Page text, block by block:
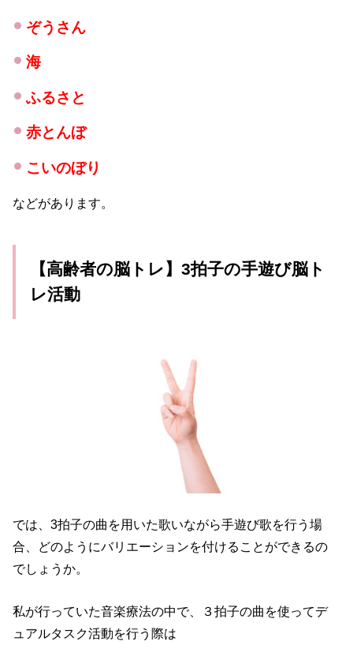
ぞうさん
海
ふるさと
赤とんぼ
こいのぼり
などがあります。
【高齢者の脳トレ】3拍子の手遊び脳ト
レ活動
では、3拍子の曲を用いた歌いながら手遊び歌を行う場
合、どのようにバリエーションを付けることができるの
でしょうか。
私が行っていた音楽療法の中で、３拍子の曲を使ってデ
ュアルタスク活動を行う際は